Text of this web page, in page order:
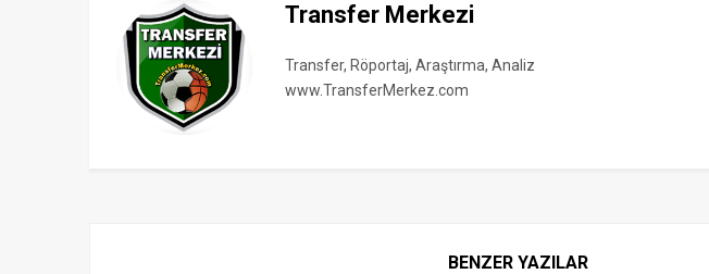
Transfer Merkezi
Transfer, Röportaj, Araştırma, Analiz
www.TransferMerkez.com
BENZER YAZILAR